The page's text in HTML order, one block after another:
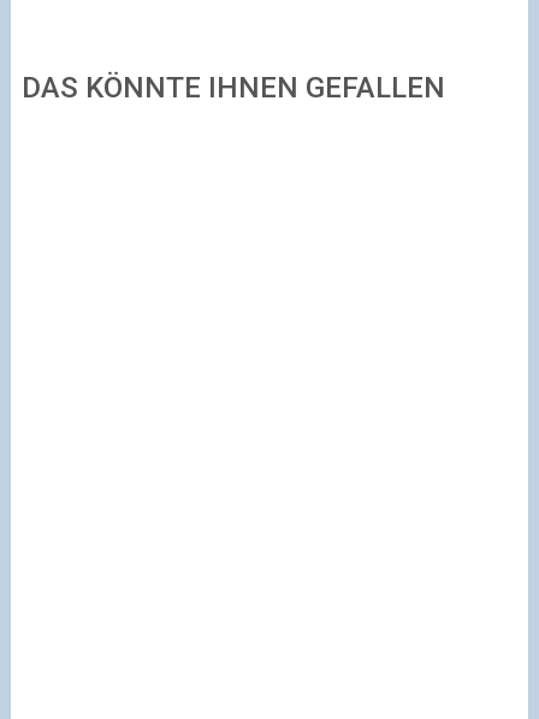
DAS KÖNNTE IHNEN GEFALLEN